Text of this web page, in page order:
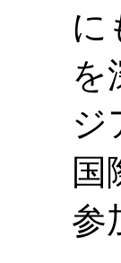
に
を
ジ
国
参